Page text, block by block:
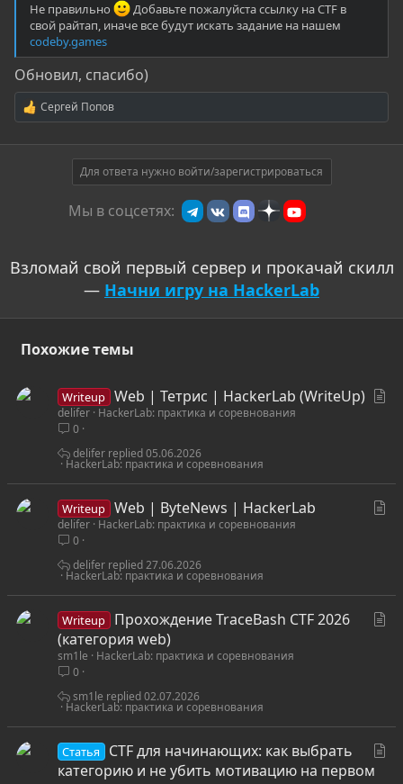
Не правильно
Добавьте пожалуйста ссылку на CTF в
свой райтап, иначе все будут искать задание на нашем
codeby.games
Обновил, спасибо)
Р
е
а
Сергей Попов
Для ответа нужно войти/зарегистрироваться
Мы в соцсетях:
Взломай свой первый сервер и прокачай скилл
— Начни игру на HackerLab
Похожие темы
Writeup Web | Тетрис | HackerLab (WriteUp)
delifer HackerLab: практика и соревнования
0
HackerLab: практика и соревнования
05.06.2026
delifer
Writeup Web | ByteNews | HackerLab
delifer HackerLab: практика и соревнования
0
HackerLab: практика и соревнования
27.06.2026
delifer
Writeup
Прохождение TraceBash CTF 2026
(категория web)
sm1le
HackerLab: практика и соревнования
0
HackerLab: практика и соревнования
02.07.2026
sm1le
Статья
CTF для начинающих: как выбрать
категорию и не убить мотивацию на первом